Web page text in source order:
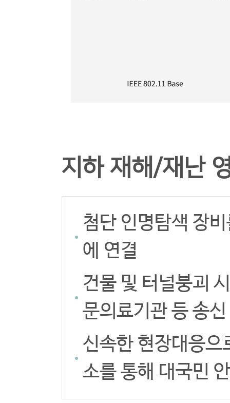
지하 재해/재난
첨단 인명탐색 장
에 연결
건물 및 터널붕괴
문의료기관 등 송신
신속한 현장대응으
소를 통해 대국민